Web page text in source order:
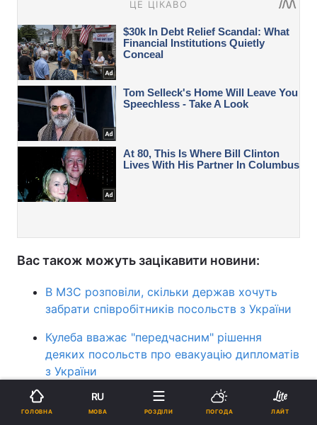
Вас також можуть зацікавити новини:
В МЗС розповіли, скільки держав хочуть
забрати співробітників посольств з України
Кулеба вважає "передчасним" рішення
деяких посольств про евакуацію дипломатів
з України
В МЗС зреагували на реєстрацію у
Держдумі проекту щодо визнання "ЛДНР"
ГОЛОВНА
RU
МОВА РОЗДІЛИ ПОГОДА ЛАЙТ